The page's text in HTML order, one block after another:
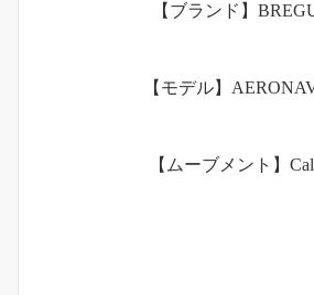
【ブランド】
【モデル】
【ムーブメント】